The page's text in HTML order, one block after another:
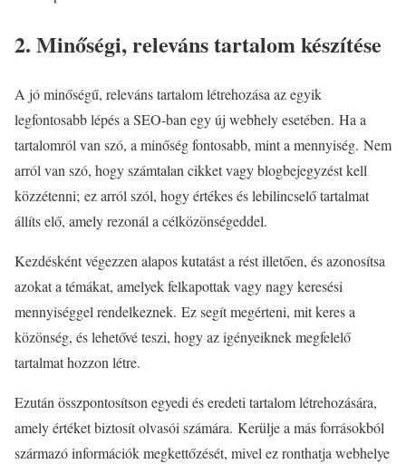
2. Minőségi, releváns tartalom készítése
A jó minőségű, releváns tartalom létrehozása az egyik
legfontosabb lépés a SEO-ban egy új webhely esetében. Ha a
tartalomról van szó, a minőség fontosabb, mint a mennyiség. Nem
arról van szó, hogy számtalan cikket vagy blogbejegyzést kell
közzétenni; ez arról szól, hogy értékes és lebilincselő tartalmat
állíts elő, amely rezonál a célközönségeddel.
Kezdésként végezzen alapos kutatást a rést illetően, és azonosítsa
azokat a témákat, amelyek felkapottak vagy nagy keresési
mennyiséggel rendelkeznek. Ez segít megérteni, mit keres a
közönség, és lehetővé teszi, hogy az igényeiknek megfelelő
tartalmat hozzon létre.
Ezután összpontosítson egyedi és eredeti tartalom létrehozására,
amely értéket biztosít olvasói számára. Kerülje a más forrásokból
származó információk megkettőzését, mivel ez ronthatja webhelye